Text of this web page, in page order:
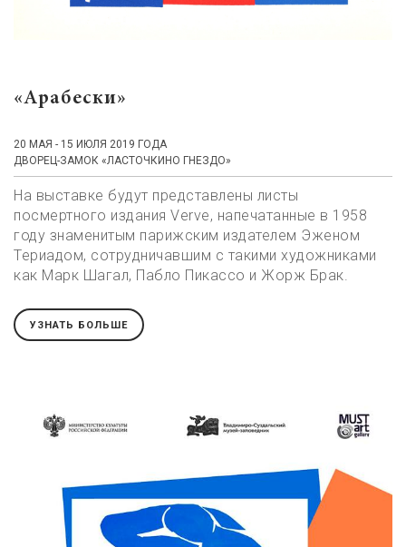
«Арабески»
20 МАЯ - 15 ИЮЛЯ 2019 ГОДА
ДВОРЕЦ-ЗАМОК «ЛАСТОЧКИНО ГНЕЗДО»
На выставке будут представлены листы
посмертного издания Verve, напечатанные в 1958
году знаменитым парижским издателем Эженом
Териадом, сотрудничавшим с такими художниками
как Марк Шагал, Пабло Пикассо и Жорж Брак.
УЗНАТЬ БОЛЬШЕ